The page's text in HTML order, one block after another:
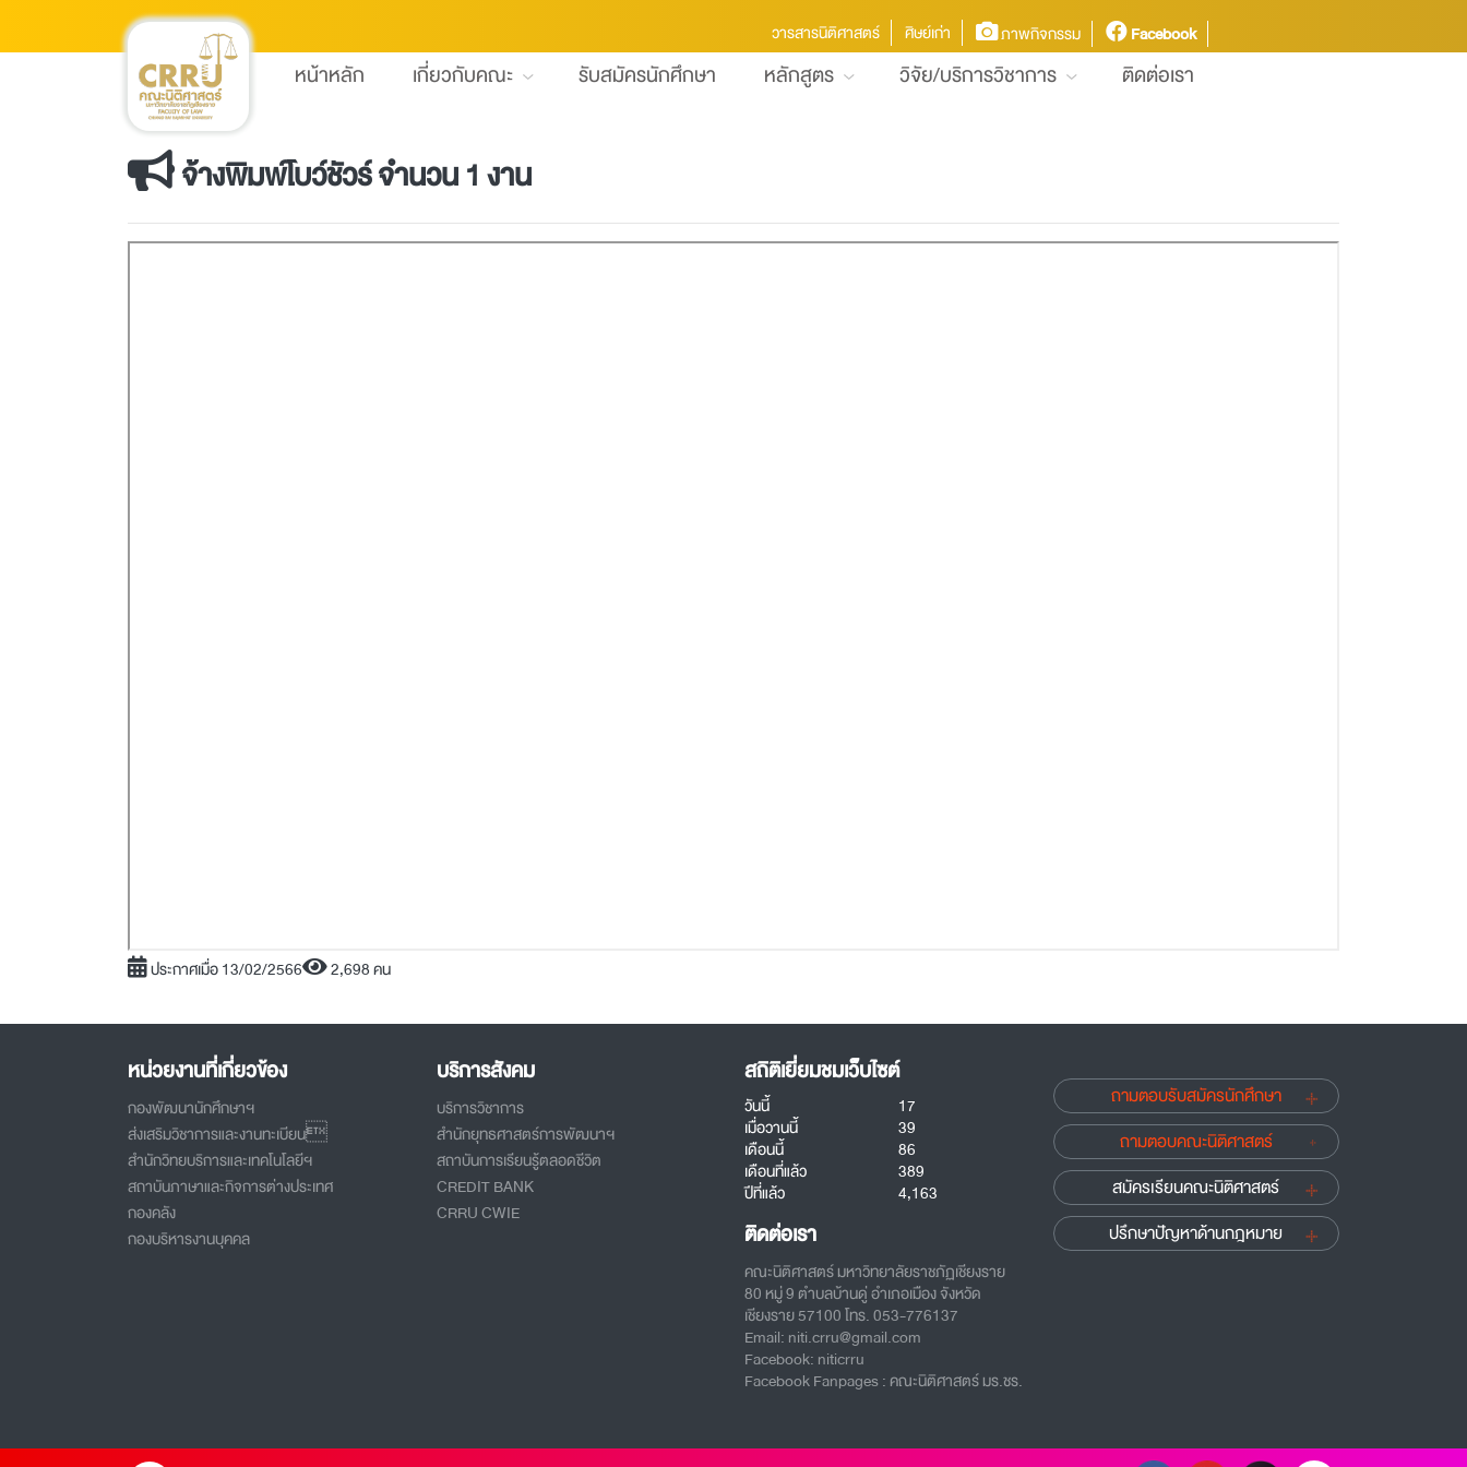
วารสารนิติศาสตร์ ศิษย์เก่า ภาพกิจกรรม Facebook
หน้าหลัก เกี่ยวกับคณะ รับสมัครนักศึกษา หลักสูตร วิจัย/บริการวิชาการ ติดต่อเรา
จ้างพิมพ์โบว์ชัวร์ จำนวน 1 งาน
ประกาศเมื่อ 13/02/2566 2,698 คน
หน่วยงานที่เกี่ยวข้อง
กองพัฒนานักศึกษาฯ
ส่งเสริมวิชาการและงานทะเบียน
สำนักวิทยบริการและเทคโนโลยีฯ
สถาบันภาษาและกิจการต่างประเทศ
กองคลัง
กองบริหารงานบุคคล
บริการสังคม
บริการวิชาการ
สำนักยุทธศาสตร์การพัฒนาฯ
สถาบันการเรียนรู้ตลอดชีวิต
CREDIT BANK
CRRU CWIE
สถิติเยี่ยมชมเว็บไซต์
วันนี้
17
เมื่อวานนี้
39
เดือนนี้
86
เดือนที่แล้ว
389
ปีที่แล้ว
4,163
ติดต่อเรา
คณะนิติศาสตร์ มหาวิทยาลัยราชภัฏเชียงราย
80 หมู่ 9 ตำบลบ้านดู่ อำเภอเมือง จังหวัด
เชียงราย 57100 โทร. 053-776137
Email: niti.crru@gmail.com
Facebook: niticrru
Facebook Fanpages : คณะนิติศาสตร์ มร.ชร.
ถามตอบรับสมัครนักศึกษา
ถามตอบคณะนิติศาสตร์
สมัครเรียนคณะนิติศาสตร์
ปรึกษาปัญหาด้านกฎหมาย